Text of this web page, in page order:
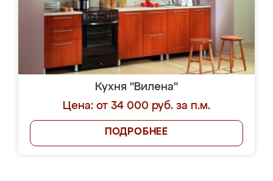
Кухня "Вилена"
Цена: от 34 000 руб. за п.м.
ПОДРОБНЕЕ